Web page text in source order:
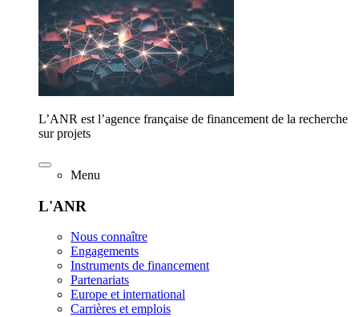
L’ANR est l’agence française de financement de la recherche
sur projets
Menu
L'ANR
Nous connaître
Engagements
Instruments de financement
Partenariats
Europe et international
Carrières et emplois